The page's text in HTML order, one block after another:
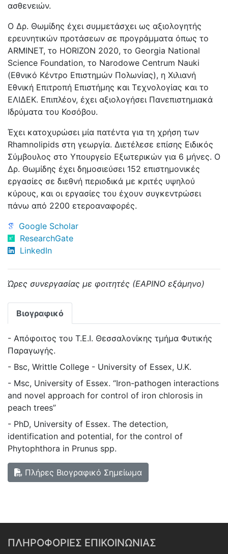
ασθενειών.
Ο Δρ. Θωμίδης έχει συμμετάσχει ως αξιολογητής
ερευνητικών προτάσεων σε προγράμματα όπως το
ARMINET, το HORIZON 2020, το Georgia National
Science Foundation, το Narodowe Centrum Nauki
(Εθνικό Κέντρο Επιστημών Πολωνίας), η Χιλιανή
Εθνική Επιτροπή Επιστήμης και Τεχνολογίας και το
ΕΛΙΔΕΚ. Επιπλέον, έχει αξιολογήσει Πανεπιστημιακά
Ιδρύματα του Κοσόβου.
Έχει κατοχυρώσει μία πατέντα για τη χρήση των
Rhamnolipids στη γεωργία. Διετέλεσε επίσης Ειδικός
Σύμβουλος στο Υπουργείο Εξωτερικών για 6 μήνες. Ο
Δρ. Θωμίδης έχει δημοσιεύσει 152 επιστημονικές
εργασίες σε διεθνή περιοδικά με κριτές υψηλού
κύρους, και οι εργασίες του έχουν συγκεντρώσει
πάνω από 2200 ετεροαναφορές.
Google Scholar
ResearchGate
LinkedIn
Ώρες συνεργασίας με φοιτητές (ΕΑΡΙΝΟ εξάμηνο)
Βιογραφικό
- Απόφοιτος του Τ.Ε.Ι. Θεσσαλονίκης τμήμα Φυτικής
Παραγωγής.
- Bsc, Writtle College - University of Essex, U.K.
- Msc, University of Essex. “Iron-pathogen interactions
and novel approach for control of iron chlorosis in
peach trees”
- PhD, University of Essex. The detection,
identification and potential, for the control of
Phytophthora in Prunus spp.
Πλήρες Βιογραφικό Σημείωμα
ΠΛΗΡΟΦΟΡΙΕΣ ΕΠΙΚΟΙΝΩΝΙΑΣ